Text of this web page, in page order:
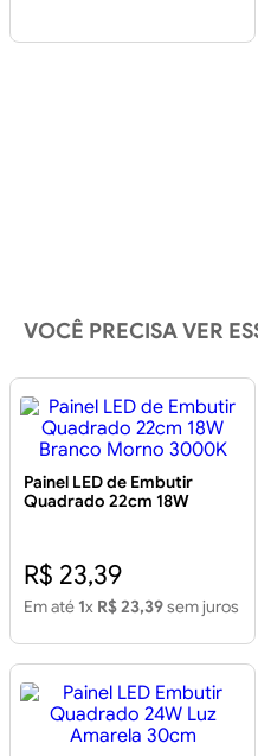
VOCÊ PRECISA VER
Painel LED de Embutir
Quadrado 22cm 18W
R$ 23,39
Em até 1x R$ 23,39sem juros